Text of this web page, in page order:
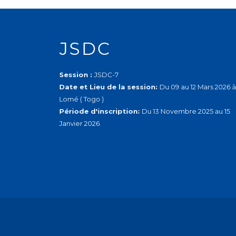
JSDC
Session : JSDC-7
Date et Lieu de la session: Du 09 au 12 Mars 2026 à
Lomé ( Togo )
Période d'inscription: Du 13 Novembre 2025 au 15
Janvier 2026